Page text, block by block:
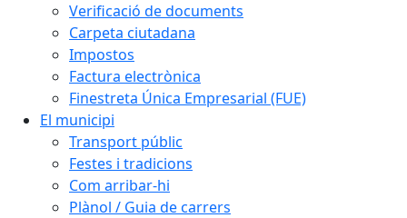
Verificació de documents
Carpeta ciutadana
Impostos
Factura electrònica
Finestreta Única Empresarial (FUE)
El municipi
Transport públic
Festes i tradicions
Com arribar-hi
Plànol / Guia de carrers